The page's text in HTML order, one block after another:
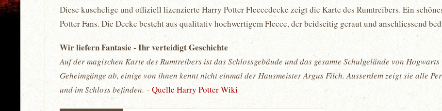
Diese kuschelige und offiziell lizenzierte Harry Potter Fleecedecke zeigt die Karte des Rumtreibers. Ein
Potter Fans. Die Decke besteht aus qualitativ hochwertigem Fleece, der beidseitig geraut und anschliessend
Wir liefern Fantasie - Ihr verteidigt Geschichte
Auf der magischen Karte des Rumtreibers ist das Schlossgebäude und das gesamte Schulgelände von
Geheimgänge ab, einige von ihnen kennt nicht einmal der Hausmeister Argus Filch. Ausserdem zeigt sie alle
und im Schloss befinden. - Quelle Harry Potter Wiki